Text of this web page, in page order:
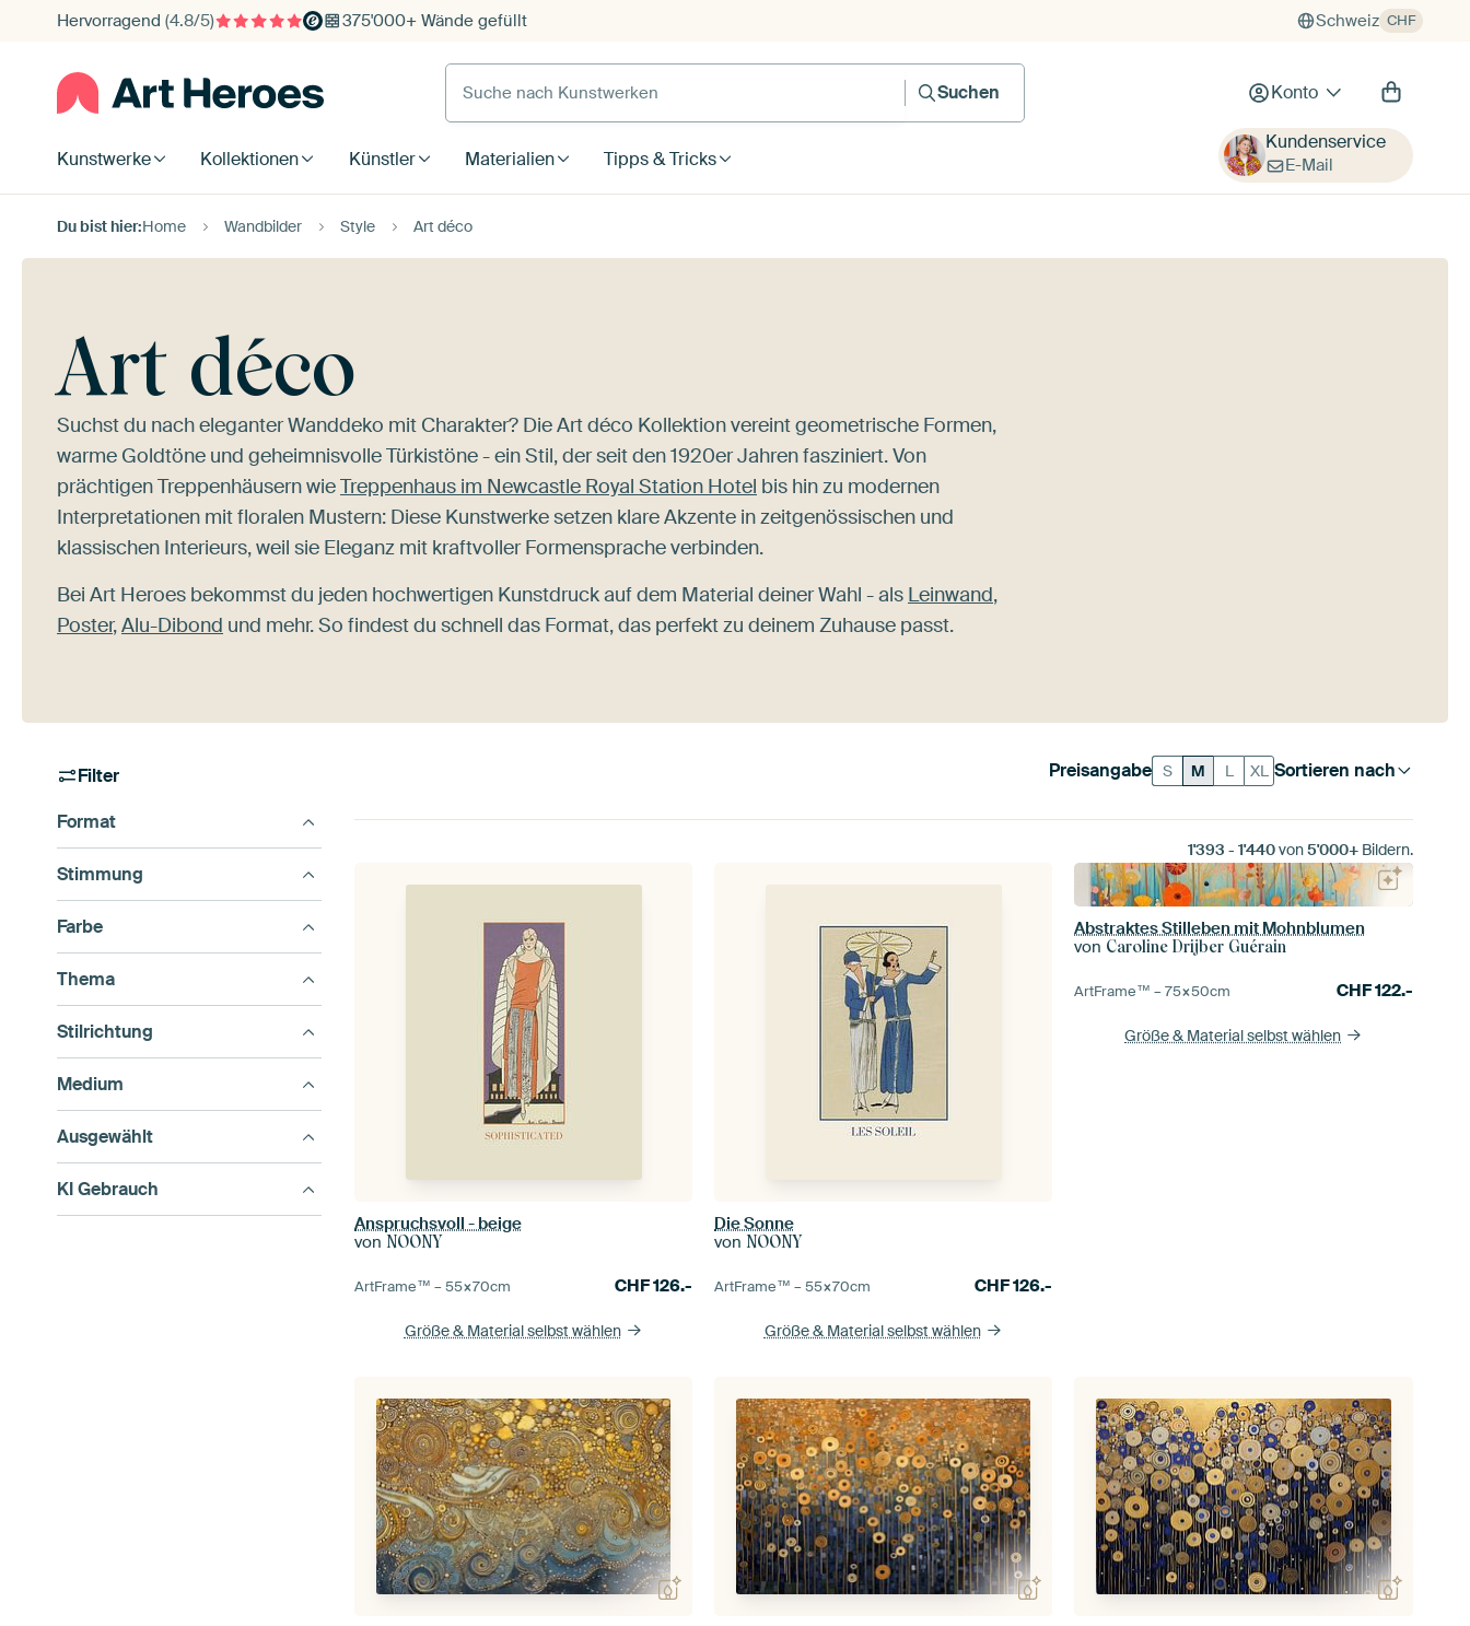
Hervorragend (4.8/5) 375'000+ Wände gefüllt Schweiz CHF
Suche nach Kunstwerken
Suchen
Konto
Kunstwerke Kollektionen Künstler Materialien Tipps & Tricks
Kundenservice
E-Mail
Du bist hier:Home Wandbilder Style Art déco
Art déco
Suchst du nach eleganter Wanddeko mit Charakter? Die Art déco Kollektion vereint geometrische Formen,
warme Goldtöne und geheimnisvolle Türkistöne - ein Stil, der seit den 1920er Jahren fasziniert. Von
prächtigen Treppenhäusern wieTreppenhaus im Newcastle Royal Station Hotel bis hin zu modernen
Interpretationen mit floralen Mustern: Diese Kunstwerke setzen klare Akzente in zeitgenössischen und
klassischen Interieurs, weil sie Eleganz mit kraftvoller Formensprache verbinden.
Bei Art Heroes bekommst du jeden hochwertigen Kunstdruck auf dem Material deiner Wahl - als Leinwand,
Poster,Alu-Dibond und mehr. So findest du schnell das Format, das perfekt zu deinem Zuhause passt.
Filter
Format
Stimmung
Farbe
Thema
Stilrichtung
Medium
Ausgewählt
KI Gebrauch
Sortieren nach
Preisangabe S M L XL
1'393 - 1'440von5'000+Bildern.
Anspruchsvoll - beige
von NOONY
ArtFrame™ –55×70cm CHF126.-
Größe & Material selbst wählen
Die Sonne
von NOONY
ArtFrame™ –55×70cm CHF126.-
Größe & Material selbst wählen
Abstraktes Stilleben mit Mohnblumen
von Caroline Drijber Guérain
ArtFrame™ –75×50cm CHF122.-
Größe & Material selbst wählen